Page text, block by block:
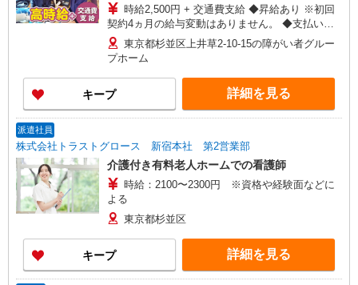
合は１６：３０以降可
時給2,500円 + 交通費支給 ◆昇給あり ※初回
契約4ヵ月の給与変動はありません。 ◆支払い方
法：月1回 ◆交通費:一部支給 ※直行直帰OK
東京都杉並区上井草2-10-15の障がい者グルー
プホーム
キープ 詳細を見る
派遣社員
株式会社トラストグロース 新宿本社 第2営業部
介護付き有料老人ホームでの看護師
時給：2100〜2300円 ※資格や経験面などに
よる
東京都杉並区
キープ 詳細を見る